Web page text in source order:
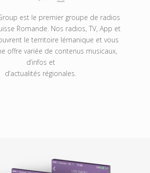
est le premier groupe de radios
Romande. Nos radios, TV, App et
le territoire lémanique et vous
offre variée de contenus musicaux,
d’infos et
d’actualités régionales.